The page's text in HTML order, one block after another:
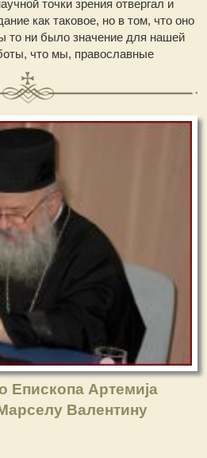
точки зрения отвергал и
как таковое, но в том, что оно
то ни было значение для нашей
что мы, православные
Артемија
Валентину